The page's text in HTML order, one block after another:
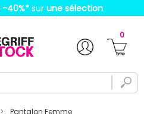
-40%* sur une sélection
0
Pantalon Femme